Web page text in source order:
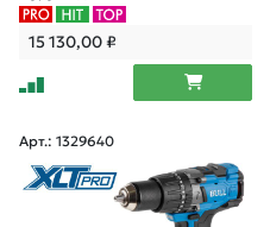
15 130,00₽
Арт.: 1329640